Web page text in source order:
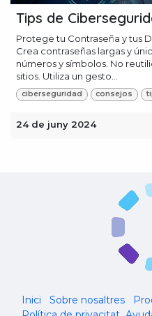
Tips de
Protege tu Contraseña y tus
Crea contraseñas largas y
números y símbolos. No
sitios. Utiliza un gesto...
ciberseguridad consejos
24 de juny 2024
Inici Sobre nosaltres